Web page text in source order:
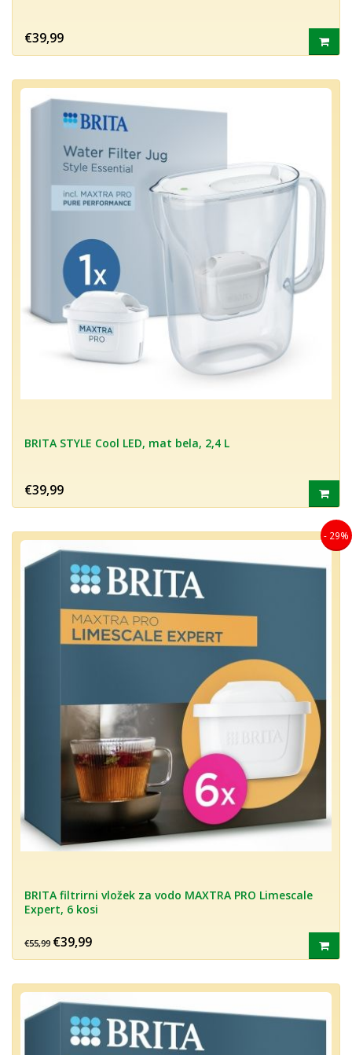
€39,99
BRITA STYLE Cool LED, mat bela, 2,4 L
€39,99
- 29%
BRITA filtrirni vložek za vodo MAXTRA PRO Limescale
Expert, 6 kosi
€55,99 €39,99